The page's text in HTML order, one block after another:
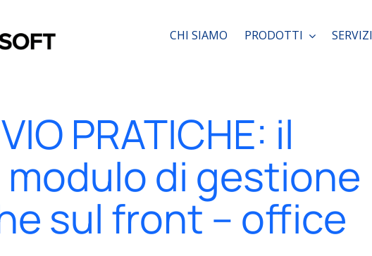
CHI SIAMO PRODOTTI SERVIZI
PRATICHE: il
di gestione
sul front – office